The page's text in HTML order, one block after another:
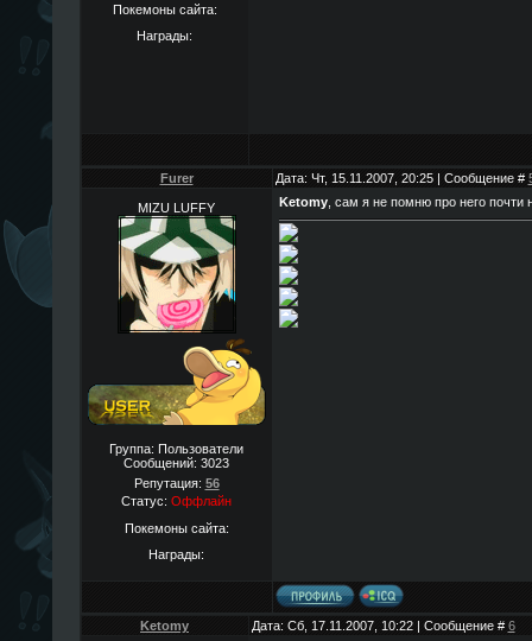
Покемоны сайта:
Награды:
Furer Дата: Чт, 15.11.2007, 20:25 | Сообщение #
MIZU LUFFY
Группа: Пользователи
Сообщений: 3023
Репутация: 56
Статус: Оффлайн
Покемоны сайта:
Награды:
Ketomy, сам я не помню про него почти
Ketomy Дата: Сб, 17.11.2007, 10:22 | Сообщение # 6